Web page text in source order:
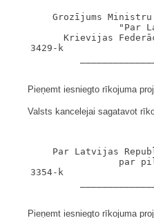
Grozījums Ministru
"Par Latvijas
Krievijas
3429-k
Pieņemt iesniegto rīkojuma
Valsts kancelejai sagatavot
Par Latvijas
par pilsoņu
3354-k
Pieņemt iesniegto rīkojuma